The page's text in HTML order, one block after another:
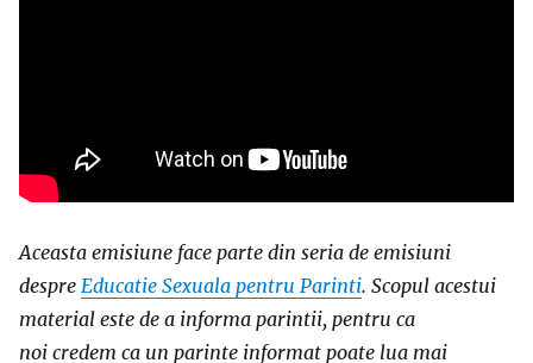
Aceasta emisiune face parte din seria de emisiuni
despre Educatie Sexuala pentru Parinti. Scopul acestui
material este de a informa parintii, pentru ca
noi credem ca un parinte informat poate lua mai